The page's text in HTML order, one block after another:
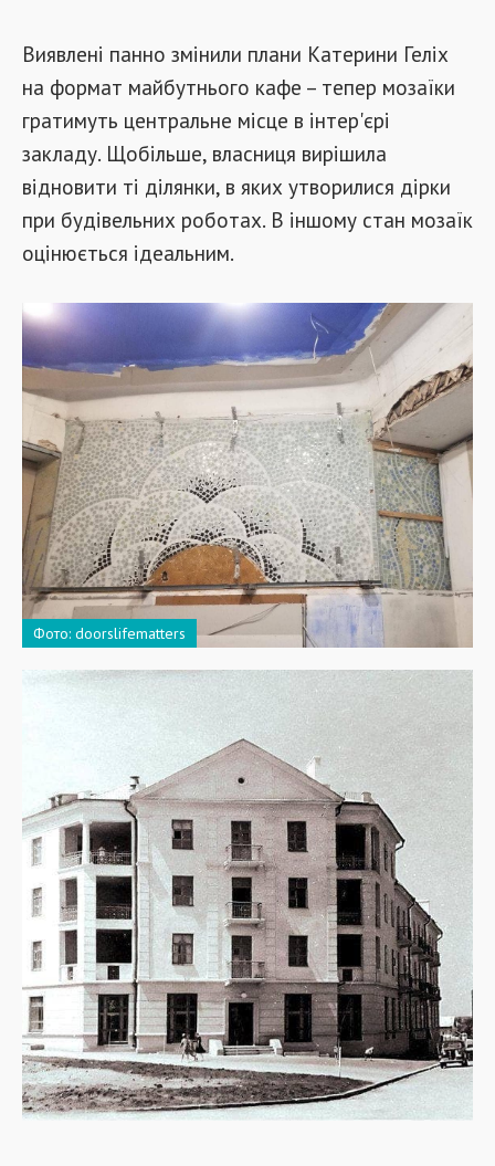
Виявлені панно змінили плани Катерини Геліх
на формат майбутнього кафе – тепер мозаїки
гратимуть центральне місце в інтер'єрі
закладу. Щобільше, власниця вирішила
відновити ті ділянки, в яких утворилися дірки
при будівельних роботах. В іншому стан мозаїк
оцінюється ідеальним.
Фото: doorslifematters